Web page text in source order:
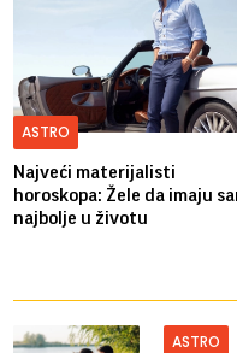
ASTRO
Najveći materijalisti
horoskopa: Žele da imaju
najbolje u životu
ASTRO